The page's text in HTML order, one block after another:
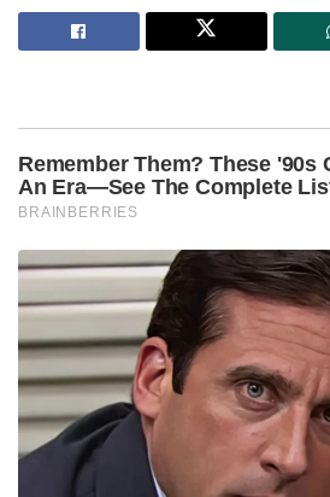
ഞാനും സിമിയും ലെസ്ബിയൻസ്
എന്തെങ്കിലും പ്രശ്നമുണ്ടോ?
ചോദിക്കുന്നുണ്ട്. തങ്ങൾ
മഞ്ജുവും സിമിയും
സുഹൃത്തുക്കളാണ്. തന്റെ ഏറ്റവും
ആയ സ്പേസ് ആണ്
പറയുന്നത്.
കറുമ്പി എന്ന വിളി തന്റെ
സാരമായി തന്നെ
പറഞ്ഞു.”ഞാൻ കറുത്ത